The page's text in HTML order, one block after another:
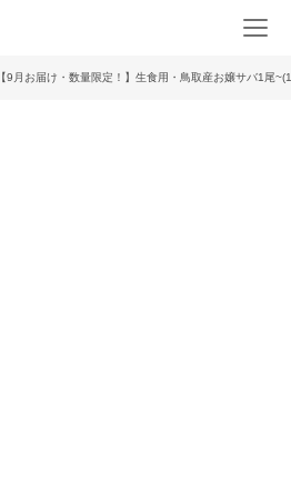
【9月お届け・数量限定！】生食用・鳥取産お嬢サバ1尾